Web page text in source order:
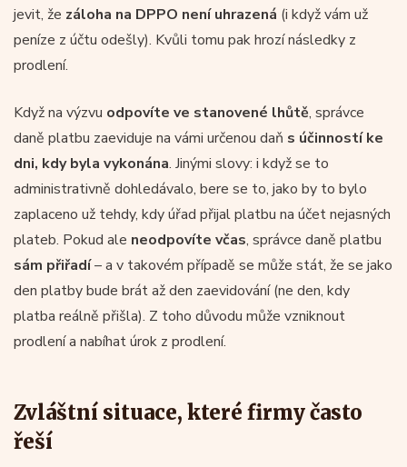
jevit, že záloha na DPPO není uhrazená (i když vám už
peníze z účtu odešly). Kvůli tomu pak hrozí následky z
prodlení.
Když na výzvu odpovíte ve stanovené lhůtě, správce
daně platbu zaeviduje na vámi určenou daň s účinností ke
dni, kdy byla vykonána. Jinými slovy: i když se to
administrativně dohledávalo, bere se to, jako by to bylo
zaplaceno už tehdy, kdy úřad přijal platbu na účet nejasných
plateb. Pokud ale neodpovíte včas, správce daně platbu
sám přiřadí– a v takovém případě se může stát, že se jako
den platby bude brát až den zaevidování (ne den, kdy
platba reálně přišla). Z toho důvodu může vzniknout
prodlení a nabíhat úrok z prodlení.
Zvláštní situace, které firmy často
řeší